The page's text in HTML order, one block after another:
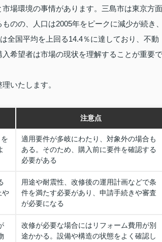
場環境の事情があります。三島市は東京方面
のの、人口は2005年をピークに減少が続き
全国平均を上回る14.4％に達しており、不動
希望者は市場の現状を理解することが重要で
いたします。
注意点
適用要件が多岐にわたり、対象外の場合も
ある。そのため、購入前に要件を確認する
必要がある
や
用途や耐震性、改修後の運用計画などで条
件を満たす必要があり、申請手続きや審査
が必要になる
改修が必要な場合にはリフォーム費用が別
途かかる。設備や構造の状態をよく確認し